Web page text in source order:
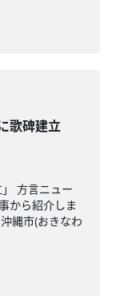
歌碑建立
方言ニュー
ら紹介しま
縄市(おきなわ